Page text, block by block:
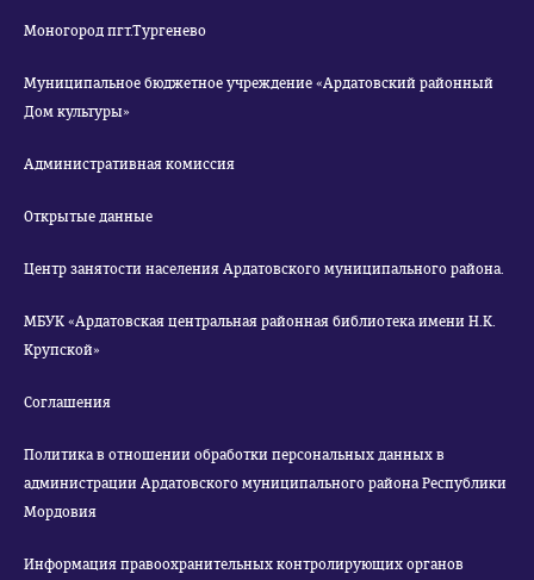
Моногород пгт.Тургенево
Муниципальное бюджетное учреждение «Ардатовский районный
Дом культуры»
Административная комиссия
Открытые данные
Центр занятости населения Ардатовского муниципального района.
МБУК «Ардатовская центральная районная библиотека имени Н.К.
Крупской»
Соглашения
Политика в отношении обработки персональных данных в
администрации Ардатовского муниципального района Республики
Мордовия
Информация правоохранительных контролирующих органов